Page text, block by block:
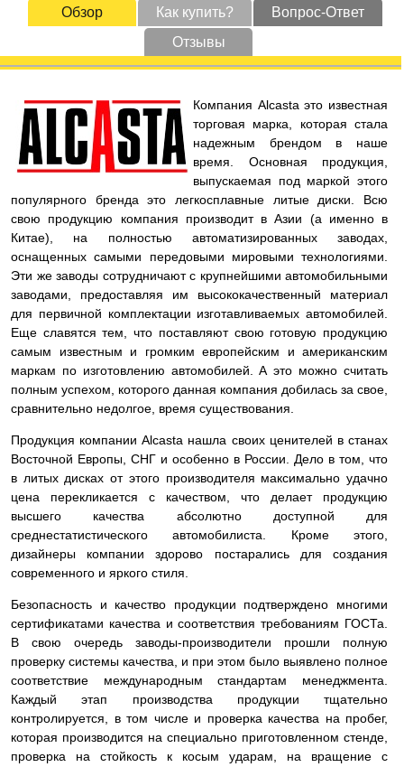
Обзор Как купить?
Вопрос-Ответ
Отзывы
Компания Alcasta это известная
торговая марка, которая стала
надежным брендом в наше
время. Основная продукция,
выпускаемая под маркой этого
популярного бренда это легкосплавные литые диски. Всю
свою продукцию компания производит в Азии (а именно в
Китае), на полностью автоматизированных заводах,
оснащенных самыми передовыми мировыми технологиями.
Эти же заводы сотрудничают с крупнейшими автомобильными
заводами, предоставляя им высококачественный материал
для первичной комплектации изготавливаемых автомобилей.
Еще славятся тем, что поставляют свою готовую продукцию
самым известным и громким европейским и американским
маркам по изготовлению автомобилей. А это можно считать
полным успехом, которого данная компания добилась за свое,
сравнительно недолгое, время существования.
Продукция компании Alcasta нашла своих ценителей в станах
Восточной Европы, СНГ и особенно в России. Дело в том, что
в литых дисках от этого производителя максимально удачно
цена перекликается с качеством, что делает продукцию
высшего качества абсолютно доступной для
среднестатистического автомобилиста. Кроме этого,
дизайнеры компании здорово постарались для создания
современного и яркого стиля.
Безопасность и качество продукции подтверждено многими
сертификатами качества и соответствия требованиям ГОСТа.
В свою очередь заводы-производители прошли полную
проверку системы качества, и при этом было выявлено полное
соответствие международным стандартам менеджмента.
Каждый этап производства продукции тщательно
контролируется, в том числе и проверка качества на пробег,
которая производится на специально приготовленном стенде,
проверка на стойкость к косым ударам, на вращение с